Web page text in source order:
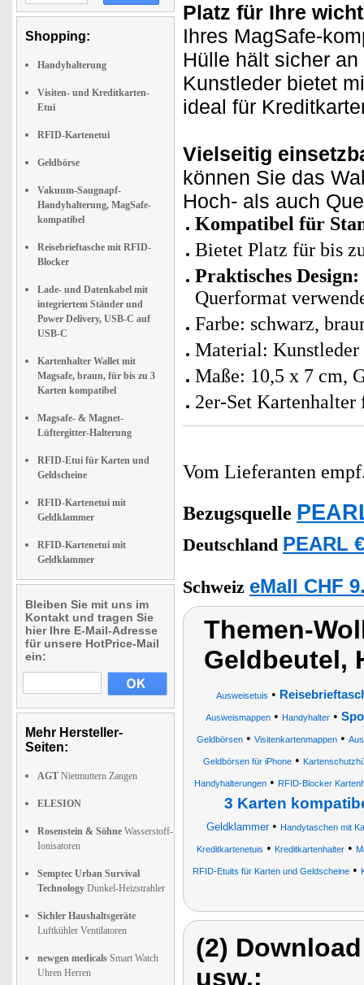
Shopping:
Handyhalterung
Visiten- und Kreditkarten-
Etui
RFID-Kartenetui
Geldbörse
Vakuum-Saugnapf-
Handyhalterung, MagSafe-
kompatibel
Reisebrieftasche mit RFID-
Blocker
Lade- und Datenkabel mit
integriertem Ständer und
Power Delivery, USB-C auf
USB-C
Kartenhalter Wallet mit
Magsafe, braun, für bis zu 3
Karten kompatibel
Magsafe- & Magnet-
Lüftergitter-Halterung
RFID-Etui für Karten und
Geldscheine
RFID-Kartenetui mit
Geldklammer
RFID-Kartenetui mit
Geldklammer
Bleiben Sie mit uns im
Kontakt und tragen Sie
hier Ihre E-Mail-Adresse
für unsere HotPrice-Mail
ein:
Mehr Hersteller-
Seiten:
AGT Nietmuttern Zangen
ELESION
Rosenstein & Söhne Wasserstoff-
Ionisatoren
Semptec Urban Survival
Technology Dunkel-Heizstrahler
Sichler Haushaltsgeräte
Luftkühler Ventilatoren
newgen medicals Smart Watch
Uhren Herren
Platz für Ihre
Ihres MagSafe-
Hülle hält sicher
Kunstleder bietet
ideal für
Vielseitig
können Sie das
Hoch- als auch
Kompatibel für
Bietet Platz für bis
Praktisches Design:
Querformat
Farbe: schwarz,
Material: Kunstleder
Maße: 10,5 x 7 cm,
2er-Set
Vom Lieferanten
Bezugsquelle
Deutschland PEARL
Schweiz eMall CHF
Themen-
Geldbeutel,
Ausweisetuis •
Ausweismappen • Handyhalter •
Geldbörsen • Visitenkartenmappen •
Geldbörsen für iPhone•
Handyhalterungen• RFID-Blocker
3 Karten
Geldklammer• Handytaschen mit
Kreditkartenetuis • Kreditkartenhalter •
RFID-Etuits für Karten und Geldscheine•
(2)
usw.: